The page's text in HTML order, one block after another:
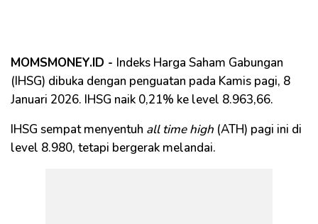
MOMSMONEY.ID - Indeks Harga Saham Gabungan
(IHSG) dibuka dengan penguatan pada Kamis pagi, 8
Januari 2026. IHSG naik 0,21% ke level 8.963,66.
IHSG sempat menyentuh all time high (ATH) pagi ini di
level 8.980, tetapi bergerak melandai.